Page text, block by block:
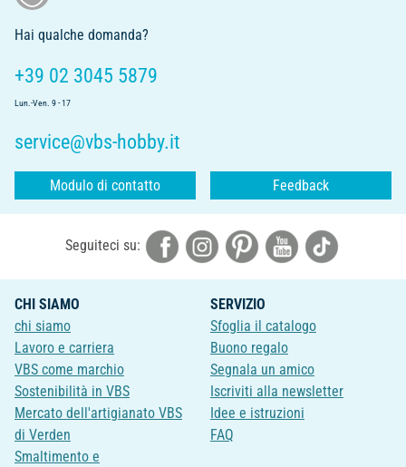
Hai qualche domanda?
+39 02 3045 5879
Lun.-Ven. 9 - 17
service@vbs-hobby.it
Modulo di contatto Feedback
Seguiteci su:
CHI SIAMO
chi siamo
Lavoro e carriera
VBS come marchio
Sostenibilità in VBS
Mercato dell'artigianato VBS
di Verden
Smaltimento e
SERVIZIO
Sfoglia il catalogo
Buono regalo
Segnala un amico
Iscriviti alla newsletter
Idee e istruzioni
FAQ